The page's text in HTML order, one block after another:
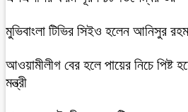
মুভিবাংলা টিভির সিইও হলেন আনিসুর
আওয়ামীলীগ বের হলে পায়ের নিচে পিষ্ট
মন্ত্রী